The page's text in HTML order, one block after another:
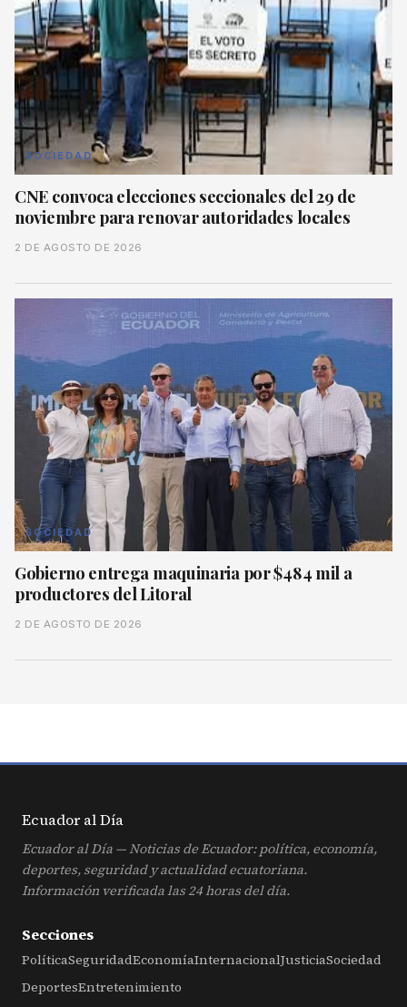
SOCIEDAD
CNE convoca elecciones seccionales del 29 de
noviembre para renovar autoridades locales
2 DE AGOSTO DE 2026
SOCIEDAD
Gobierno entrega maquinaria por $484 mil a
productores del Litoral
2 DE AGOSTO DE 2026
Ecuador alDía
Ecuador al Día — Noticias de Ecuador: política, economía,
deportes, seguridad y actualidad ecuatoriana.
Información verificada las 24 horas del día.
Secciones
PolíticaSeguridadEconomíaInternacionalJusticiaSociedad
DeportesEntretenimiento